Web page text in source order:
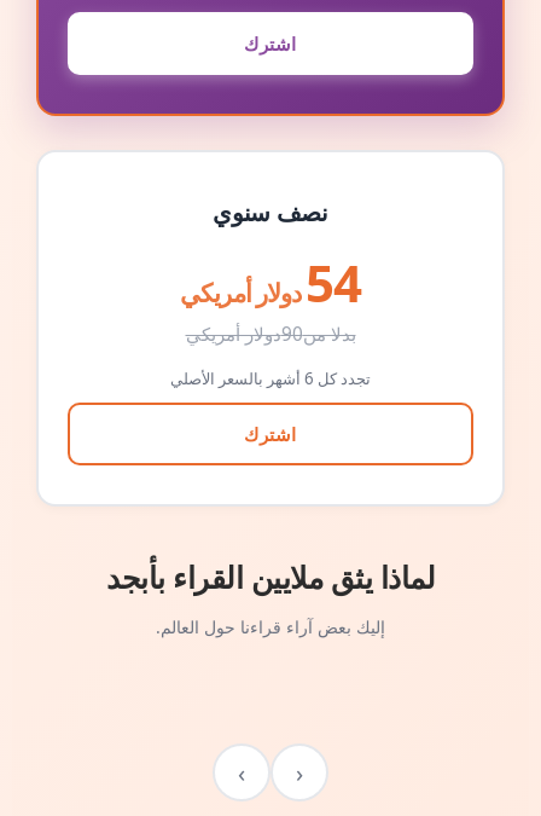
اشترك
نصف سنوي
54 دولار أمريكي
بدلا من90دولار أمريكي
تجدد كل 6 أشهر بالسعر الأصلي
اشترك
لماذا يثق ملايين القراء بأبجد
إليك بعض آراء قراءنا حول العالم.
‹
›